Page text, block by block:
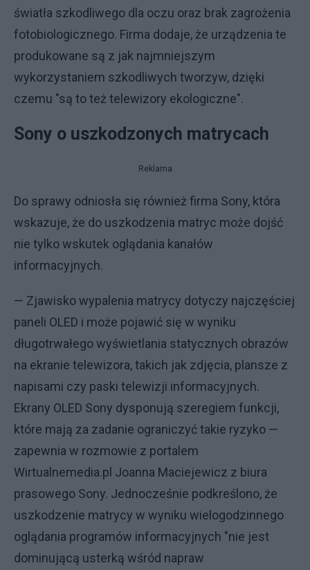
światła szkodliwego dla oczu oraz brak zagrożenia
fotobiologicznego. Firma dodaje, że urządzenia te
produkowane są z jak najmniejszym
wykorzystaniem szkodliwych tworzyw, dzięki
czemu "są to też telewizory ekologiczne".
Sony o uszkodzonych matrycach
Reklama
Do sprawy odniosła się również firma Sony, która
wskazuje, że do uszkodzenia matryc może dojść
nie tylko wskutek oglądania kanałów
informacyjnych.
— Zjawisko wypalenia matrycy dotyczy najczęściej
paneli OLED i może pojawić się w wyniku
długotrwałego wyświetlania statycznych obrazów
na ekranie telewizora, takich jak zdjęcia, plansze z
napisami czy paski telewizji informacyjnych.
Ekrany OLED Sony dysponują szeregiem funkcji,
które mają za zadanie ograniczyć takie ryzyko —
zapewnia w rozmowie z portalem
Wirtualnemedia.pl Joanna Maciejewicz z biura
prasowego Sony. Jednocześnie podkreślono, że
uszkodzenie matrycy w wyniku wielogodzinnego
oglądania programów informacyjnych "nie jest
dominującą usterką wśród napraw